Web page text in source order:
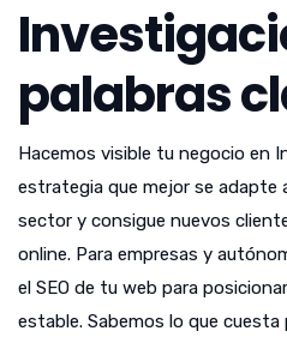
palabras
Hacemos visible tu negocio en
estrategia que mejor se adapte
sector y consigue nuevos
online. Para empresas y
el SEO de tu web para
estable. Sabemos lo que